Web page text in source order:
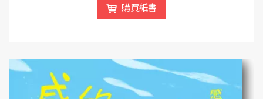
購買紙書